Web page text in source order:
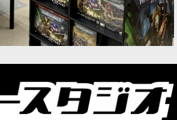
キャスト・エターナル] ストームストラ
ドール[96-67]
(税込)
ムキャスト・エターナルの勢力のキャ
ユニットのシタデルミニチュア3体。頭
どのオプションパーツも同梱。